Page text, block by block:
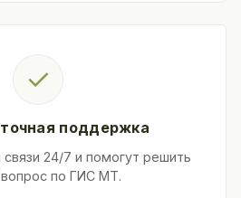
✓
поддержка
24/7 и помогут решить
по ГИС МТ.